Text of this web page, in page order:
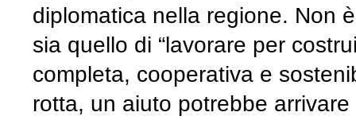
diplomatica nella regione. Non
sia quello di “lavorare per
completa, cooperativa e
rotta, un aiuto potrebbe